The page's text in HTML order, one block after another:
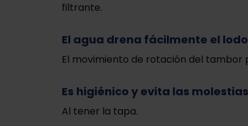
filtrante.
El agua drena fácilmente el lodo
El movimiento de rotación del
Es higiénico y evita las molestias
Al tener la tapa.